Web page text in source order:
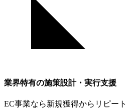
業界特有の施策設計・実行支援
EC事業なら新規獲得からリピー